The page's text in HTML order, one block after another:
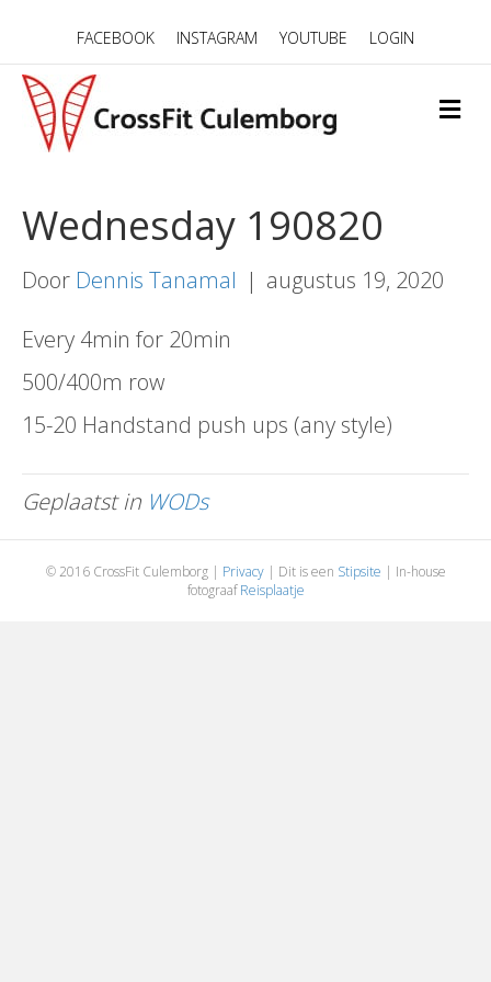
FACEBOOK INSTAGRAM YOUTUBE LOGIN
M
E
Wednesday 190820
Door Dennis Tanamal | augustus 19, 2020
Every 4min for 20min
500/400m row
15-20 Handstand push ups (any style)
Geplaatst in WODs
© 2016 CrossFit Culemborg | Privacy| Dit is een Stipsite | In-house
fotograafReisplaatje